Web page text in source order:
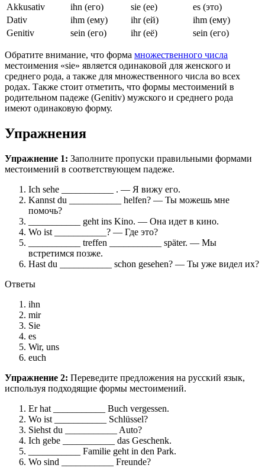
Akkusativ
ihn (его) sie (ее)
es (это)
Dativ
ihm (ему) ihr (ей)
ihm (ему)
Genitiv
sein (его) ihr (её) sein (его)
Обратите внимание, что форма множественного числа
местоимения «sie» является одинаковой для женского и
среднего рода, а также для множественного числа во всех
родах. Также стоит отметить, что формы местоимений в
родительном падеже (Genitiv) мужского и среднего рода
имеют одинаковую форму.
Упражнения
Упражнение 1: Заполните пропуски правильными формами
местоимений в соответствующем падеже.
Ich sehe ___________ . — Я вижу его.
Kannst du ___________ helfen? — Ты можешь мне
помочь?
___________ geht ins Kino. — Она идет в кино.
Wo ist ___________? — Где это?
___________ treffen ___________ später. — Мы
встретимся позже.
Hast du ___________ schon gesehen? — Ты уже видел их?
Ответы
ihn
mir
Sie
es
Wir, uns
euch
Упражнение 2: Переведите предложения на русский язык,
используя подходящие формы местоимений.
Er hat ___________ Buch vergessen.
Wo ist ___________ Schlüssel?
Siehst du ___________ Auto?
Ich gebe ___________ das Geschenk.
___________ Familie geht in den Park.
Wo sind ___________ Freunde?